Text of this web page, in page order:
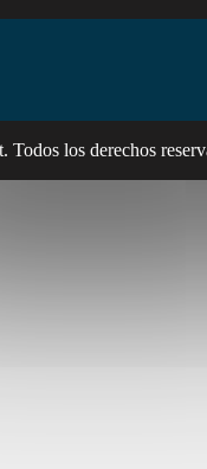
los derechos